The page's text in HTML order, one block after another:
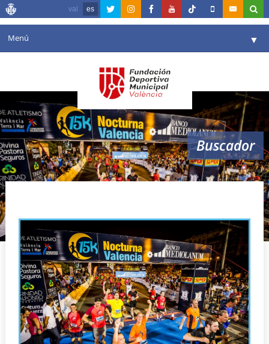
val es
Menú ▼
Agenda
Instalaciones ▼
Comunicación ▼
Valencia en deporte ▼
Buscador
valencia 15 k